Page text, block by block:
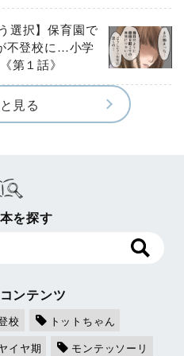
選択】保育園で
不登校に…小学
第１話》
見る
を探す
ンテンツ
校
トットちゃん
イヤ期
モンテッソーリ